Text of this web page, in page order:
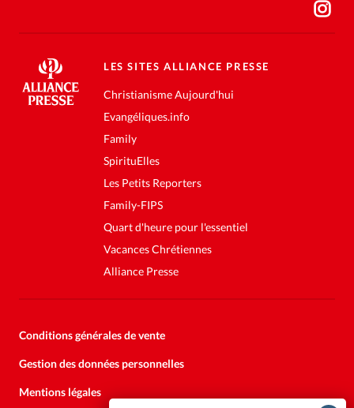
LES SITES ALLIANCE PRESSE
Christianisme Aujourd'hui
Evangéliques.info
Family
SpirituElles
Les Petits Reporters
Family-FIPS
Quart d'heure pour l'essentiel
Vacances Chrétiennes
Alliance Presse
Conditions générales de vente
Gestion des données personnelles
Mentions légales